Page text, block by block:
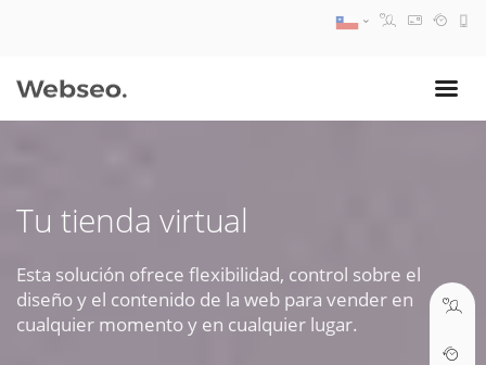
Tu tienda virtual
Esta solución ofrece flexibilidad, control sobre el
diseño y el contenido de la web para vender en
cualquier momento y en cualquier lugar.
09:30 AM A 18:30 PM
soporte@webseo.cl